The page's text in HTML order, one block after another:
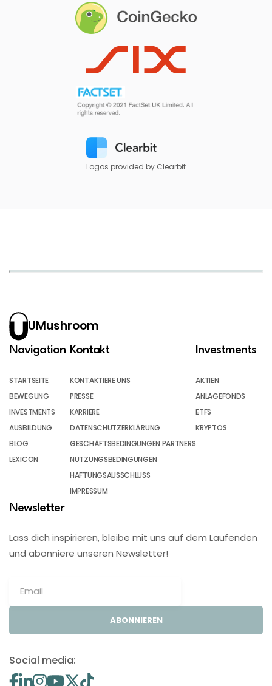
Logos provided by Clearbit
UMushroom
Navigation
STARTSEITE
BEWEGUNG
INVESTMENTS
AUSBILDUNG
BLOG
LEXICON
Kontakt
KONTAKTIERE UNS
PRESSE
KARRIERE
DATENSCHUTZERKLÄRUNG
GESCHÄFTSBEDINGUNGEN PARTNERS
NUTZUNGSBEDINGUNGEN
HAFTUNGSAUSSCHLUSS
IMPRESSUM
Investments
AKTIEN
ANLAGEFONDS
ETFS
KRYPTOS
Newsletter
Lass dich inspirieren, bleibe mit uns auf dem Laufenden
und abonniere unseren Newsletter!
ABONNIEREN
Social media: